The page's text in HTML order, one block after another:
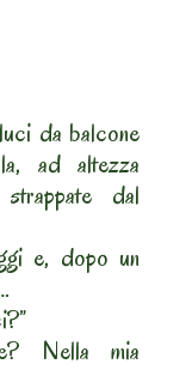
da balcone
ad altezza
dal
e, dopo un
Nella mia